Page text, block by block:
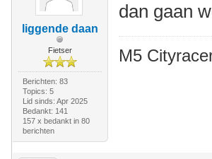
liggende daan
Fietser
Berichten: 83
Topics: 5
Lid sinds: Apr 2025
Bedankt: 141
157 x bedankt in 80
berichten
dan gaan
M5